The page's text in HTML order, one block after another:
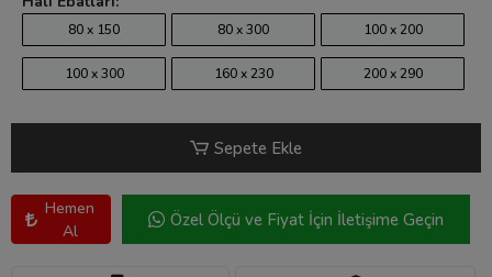
80 x 150 80 x 300 100 x 200
100 x 300 160 x 230 200 x 290
Sepete Ekle
Hemen
Al
Özel Ölçü ve Fiyat İçin İletişime Geçin